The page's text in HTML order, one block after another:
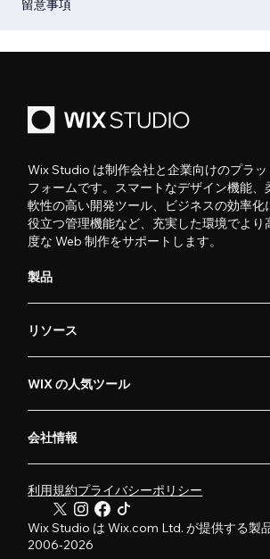
留意事項
Wix Studio は制作会社と企業向けのプラッ
フォームです。スマートなデザイン機能、
軟性の高い開発ツール、ビジネスの効率化
役立つ管理機能など、充実した環境でより
度な Web 制作をサポートします。
製品
リソース
WIX の人気ツール
会社情報
利用規約プライバシーポリシー
Wix Studio は Wix.com Ltd. が提供する製
2006-2026